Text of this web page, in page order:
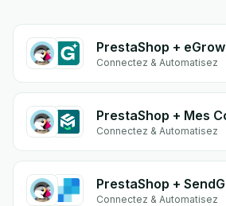
PrestaShop + eGrow
Connectez & Automatisez
PrestaShop + Mes
Connectez & Automatisez
PrestaShop +
Connectez & Automatisez